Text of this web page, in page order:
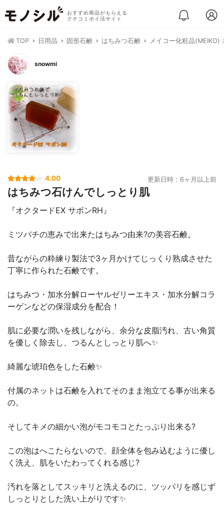
おすすめ商品がもらえる
クチコミポイ活サイト
TOP 日用品 固形石鹸 はちみつ石鹸 メイコー化粧品(MEIKO)
snowmi
4.00 更新日時：6ヶ月以上前
はちみつ石けんでしっとり肌
『オクタードEX サボンRH』
ミツバチの恵みで出来たはちみつ由来?の美容石鹸。
昔ながらの粋練り製法で3ヶ月かけてじっくり熟成させた
丁寧に作られた石鹸です。
はちみつ・加水分解ローヤルゼリーエキス・加水分解コラ
ーゲンなどの保湿成分を配合！
肌に必要な潤いを残しながら、余分な皮脂汚れ、古い角質
を優しく除去し、つるんとしっとり肌へ✨
綺麗な琥珀色をした石鹸✨
付属のネットは石鹸を入れてそのまま泡立てる事が出来る
の。
そしてキメの細かい泡がモコモコとたっぷり出来る?
この泡はへこたらないので、顔全体を包み込むように優し
く洗え、肌をいたわってくれる感じ?
汚れを落としてスッキリと洗えるのに、ツッパリを感じず
しっとりとした洗い上がりです✨